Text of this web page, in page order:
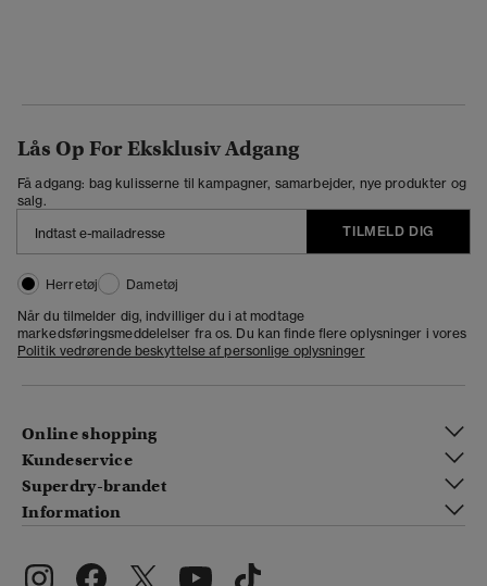
Lås Op For Eksklusiv Adgang
Få adgang: bag kulisserne til kampagner, samarbejder, nye produkter og
salg.
TILMELD DIG
Herretøj
Dametøj
Når du tilmelder dig, indvilliger du i at modtage
markedsføringsmeddelelser fra os. Du kan finde flere oplysninger i vores
Politik vedrørende beskyttelse af personlige oplysninger
Online shopping
Kundeservice
Superdry-brandet
Information